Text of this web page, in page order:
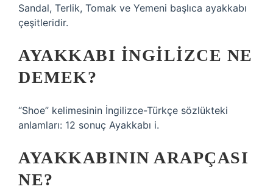
Sandal, Terlik, Tomak ve Yemeni başlıca ayakkabı
çeşitleridir.
AYAKKABI INGILIZCE NE
DEMEK?
“Shoe” kelimesinin İngilizce-Türkçe sözlükteki
anlamları: 12 sonuç Ayakkabı i.
AYAKKABININ ARAPÇASI
NE?